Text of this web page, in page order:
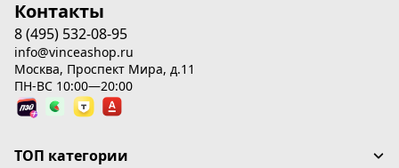
Контакты
8 (495) 532-08-95
info@vinceashop.ru
Москва, Проспект Мира, д.11
ПН-ВС 10:00—20:00
ТОП категории